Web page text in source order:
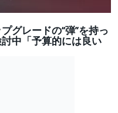
グレードの“弾”を持っ
中「予算的には良い